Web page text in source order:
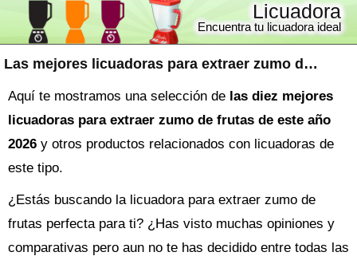
Las mejores licuadoras para extraer zumo de frutas
Licuadora
Encuentra tu licuadora ideal
Aquí te mostramos una selección de las diez mejores
licuadoras para extraer zumo de frutas de este año
2026 y otros productos relacionados con licuadoras de
este tipo.
¿Estás buscando la licuadorapara extraer zumo de
frutas perfecta para ti? ¿Has visto muchas opiniones y
comparativas pero aun no te has decidido entre todas las